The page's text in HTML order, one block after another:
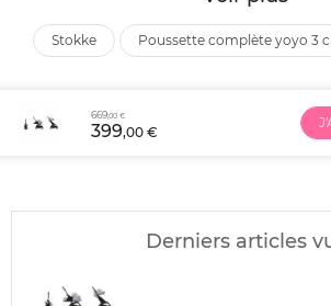
stokke poussette complète yoyo 3
669,00 €
399,00 €
Derniers articles